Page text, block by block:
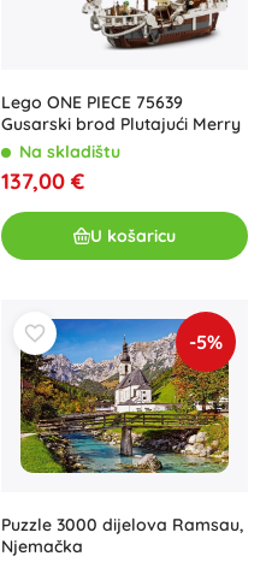
Lego ONE PIECE 75639
Gusarski brod Plutajući Merry
Na skladištu
137,00 €
U košaricu
-5%
Puzzle 3000 dijelova Ramsau,
Njemačka